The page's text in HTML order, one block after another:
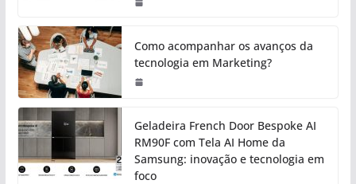
Como acompanhar os avanços da
tecnologia em Marketing?
Geladeira French Door Bespoke AI
RM90F com Tela AI Home da
Samsung: inovação e tecnologia em
foco